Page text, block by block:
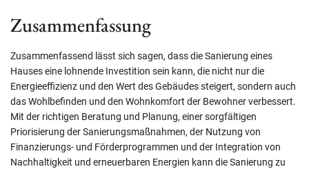
Zusammenfassung
Zusammenfassend lässt sich sagen, dass die Sanierung eines
Hauses eine lohnende Investition sein kann, die nicht nur die
Energieeffizienz und den Wert des Gebäudes steigert, sondern auch
das Wohlbefinden und den Wohnkomfort der Bewohner verbessert.
Mit der richtigen Beratung und Planung, einer sorgfältigen
Priorisierung der Sanierungsmaßnahmen, der Nutzung von
Finanzierungs- und Förderprogrammen und der Integration von
Nachhaltigkeit und erneuerbaren Energien kann die Sanierung zu